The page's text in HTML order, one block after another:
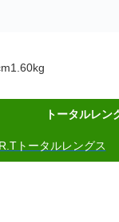
トータルレン
R.Tトータルレングス